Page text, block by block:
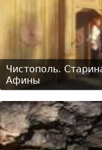
Чистополь.
Афины